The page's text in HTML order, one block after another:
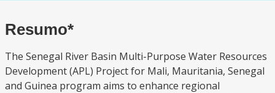
Resumo*
The Senegal River Basin Multi-Purpose Water Resources
Development (APL) Project for Mali, Mauritania, Senegal
and Guinea program aims to enhance regional